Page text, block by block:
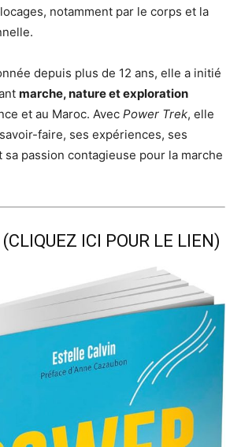
notamment par le corps et la
depuis plus de 12 ans, elle a initié
marche, nature et exploration
et au Maroc. Avec Power Trek, elle
faire, ses expériences, ses
passion contagieuse pour la marche
ICI POUR LE LIEN)